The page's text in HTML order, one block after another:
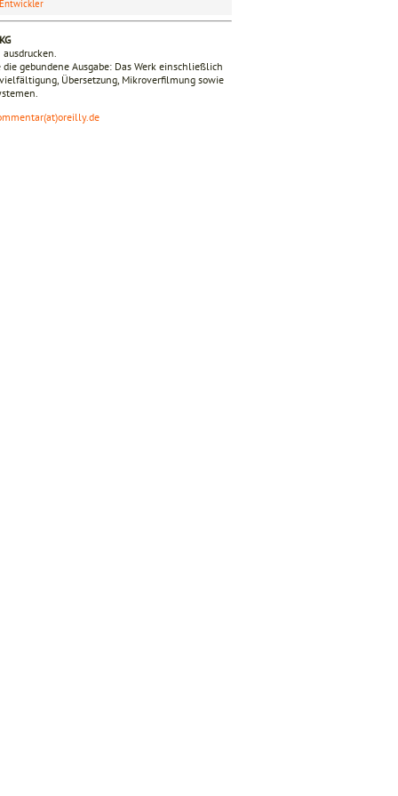
gebundene Ausgabe: Das Werk einschließlich
Übersetzung, Mikroverfilmung sowie